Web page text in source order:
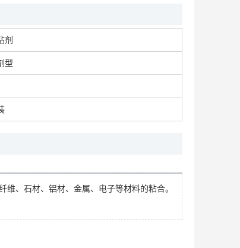
SM铁浆糊耐老化抗腐蚀 长期使用效果佳
剂
型
、石材、铝材、金属、电子等材料的粘合。